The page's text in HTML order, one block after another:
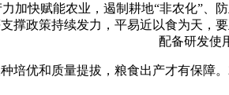
快赋能农业，遏制耕地“非农化”、
撑政策持续发力，平易近以食为天，
配备研发使
优和质量提拔，粮食出产才有保障。